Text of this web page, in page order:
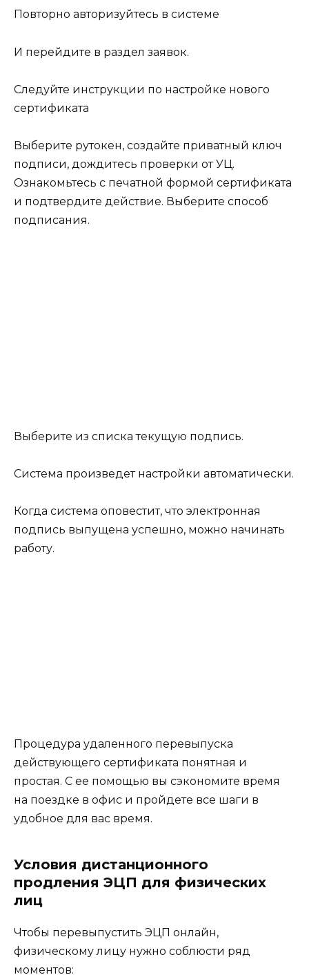
Повторно авторизуйтесь в системе
И перейдите в раздел заявок.
Следуйте инструкции по настройке нового
сертификата
Выберите рутокен, создайте приватный ключ
подписи, дождитесь проверки от УЦ.
Ознакомьтесь с печатной формой сертификата
и подтвердите действие. Выберите способ
подписания.
Выберите из списка текущую подпись.
Система произведет настройки автоматически.
Когда система оповестит, что электронная
подпись выпущена успешно, можно начинать
работу.
Процедура удаленного перевыпуска
действующего сертификата понятная и
простая. С ее помощью вы сэкономите время
на поездке в офис и пройдете все шаги в
удобное для вас время.
Условия дистанционного
продления ЭЦП для физических
лиц
Чтобы перевыпустить ЭЦП онлайн,
физическому лицу нужно соблюсти ряд
моментов: